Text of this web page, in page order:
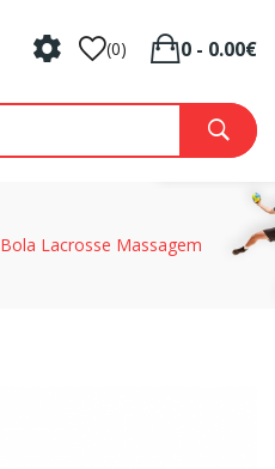
(0) 0 - 0.00€
Bola Lacrosse Massagem